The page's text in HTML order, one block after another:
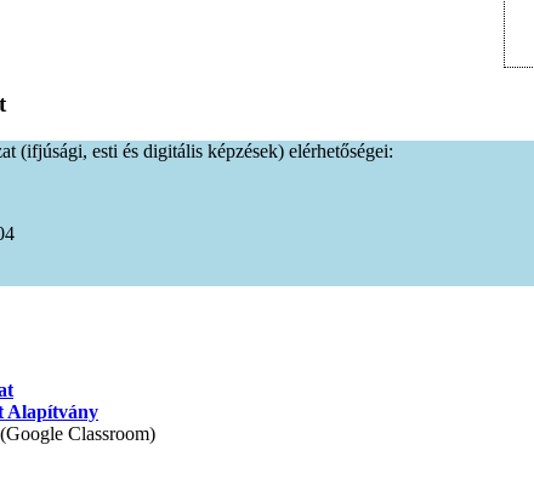
(ifjúsági, esti és digitális képzések) elérhetőségei:
Alapítvány
(Google Classroom)